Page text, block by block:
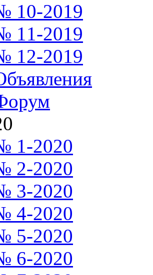
10-2019
11-2019
12-2019
1-2020
2-2020
3-2020
4-2020
5-2020
6-2020